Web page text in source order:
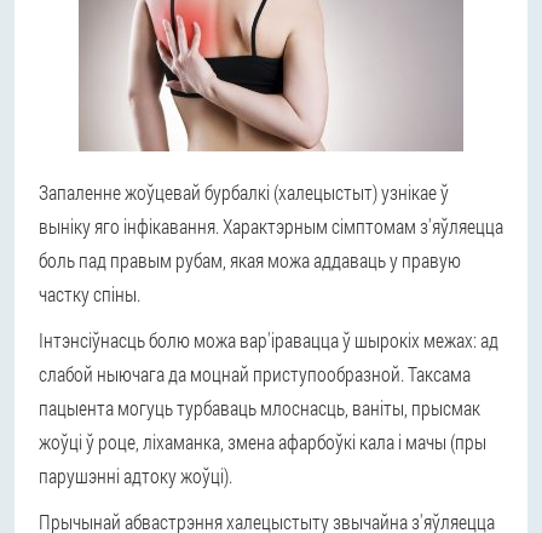
Запаленне жоўцевай бурбалкі (халецыстыт) узнікае ў
выніку яго інфікавання. Характэрным сімптомам з'яўляецца
боль пад правым рубам, якая можа аддаваць у правую
частку спіны.
Інтэнсіўнасць болю можа вар'іравацца ў шырокіх межах: ад
слабой ныючага да моцнай приступообразной. Таксама
пацыента могуць турбаваць млоснасць, ваніты, прысмак
жоўці ў роце, ліхаманка, змена афарбоўкі кала і мачы (пры
парушэнні адтоку жоўці).
Прычынай абвастрэння халецыстыту звычайна з'яўляецца